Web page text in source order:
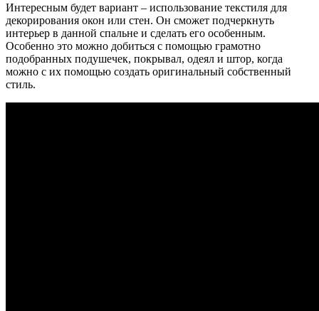
Интересным будет вариант – использование текстиля для
декорирования окон или стен. Он сможет подчеркнуть
интерьер в данной спальне и сделать его особенным.
Особенно это можно добиться с помощью грамотно
подобранных подушечек, покрывал, одеял и штор, когда
можно с их помощью создать оригинальный собственный
стиль.